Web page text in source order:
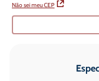
Não sei meu CEP